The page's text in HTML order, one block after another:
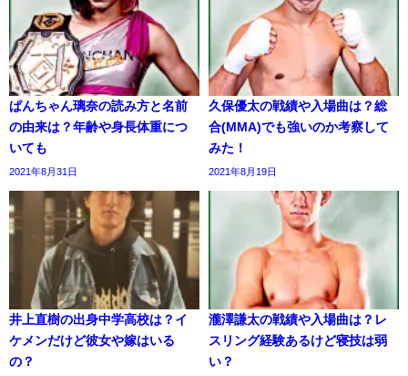
ぱんちゃん璃奈の読み方と名前
の由来は？年齢や身長体重につ
いても
2021年8月31日
久保優太の戦績や入場曲は？総
合(MMA)でも強いのか考察して
みた！
2021年8月19日
井上直樹の出身中学高校は？イ
ケメンだけど彼女や嫁はいる
の？
瀧澤謙太の戦績や入場曲は？レ
スリング経験あるけど寝技は弱
い？